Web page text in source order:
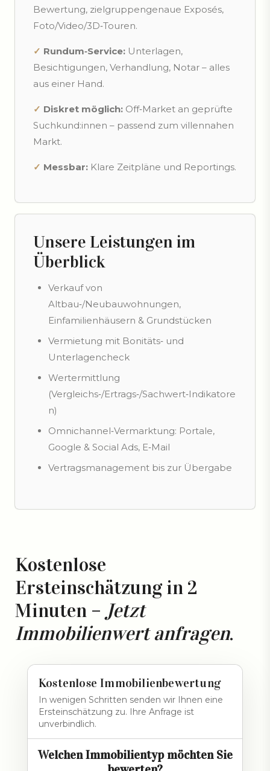
Bewertung, zielgruppengenaue Exposés,
Foto/Video/3D‑Touren.
✓ Rundum‑Service: Unterlagen,
Besichtigungen, Verhandlung, Notar – alles
aus einer Hand.
✓ Diskret möglich: Off‑Market an geprüfte
Suchkund:innen – passend zum villennahen
Markt.
✓ Messbar: Klare Zeitpläne und Reportings.
Unsere Leistungen im
Überblick
Verkauf von
Altbau‑/Neubauwohnungen,
Einfamilienhäusern & Grundstücken
Vermietung mit Bonitäts‑ und
Unterlagencheck
Wertermittlung
(Vergleichs‑/Ertrags‑/Sachwert‑Indikatore
n)
Omnichannel‑Vermarktung: Portale,
Google & Social Ads, E‑Mail
Vertragsmanagement bis zur Übergabe
Kostenlose
Ersteinschätzung in 2
Minuten – Jetzt
Immobilienwert anfragen.
Kostenlose Immobilienbewertung
In wenigen Schritten senden wir Ihnen eine
Ersteinschätzung zu. Ihre Anfrage ist
unverbindlich.
Welchen Immobilientyp möchten Sie